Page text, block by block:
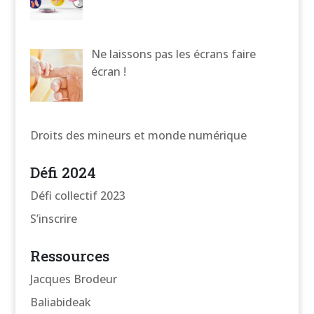
Ne laissons pas les écrans faire
écran !
Droits des mineurs et monde numérique
Défi 2024
Défi collectif 2023
S’inscrire
Ressources
Jacques Brodeur
Baliabideak